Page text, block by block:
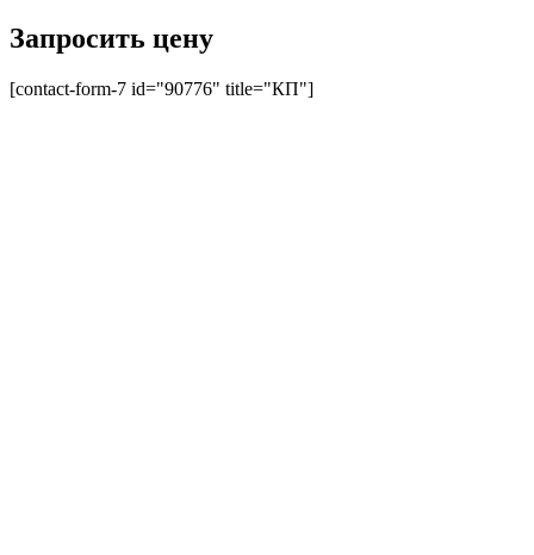
Запросить цену
[contact-form-7 id="90776" title="КП"]